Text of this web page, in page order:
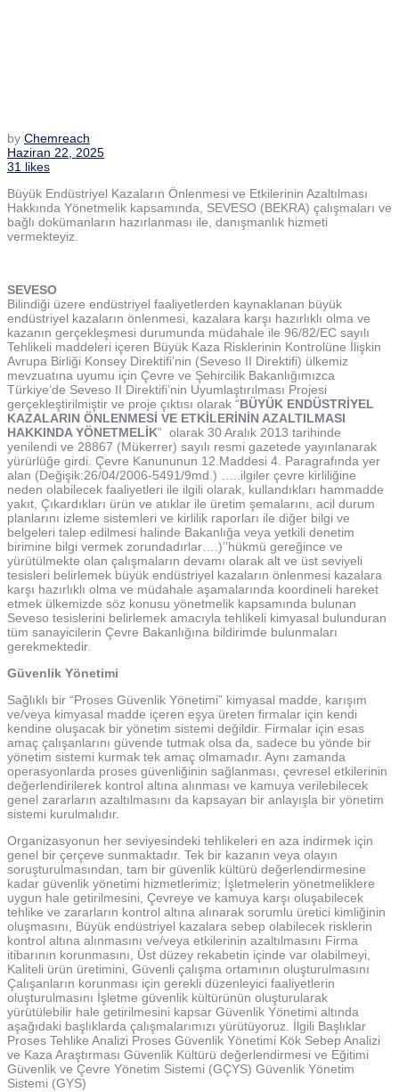
by Chemreach
Haziran 22, 2025
31 likes
Büyük Endüstriyel Kazaların Önlenmesi ve Etkilerinin Azaltılması
Hakkında Yönetmelik kapsamında, SEVESO (BEKRA) çalışmaları ve
bağlı dokümanların hazırlanması ile, danışmanlık hizmeti
vermekteyiz.
SEVESO
Bilindiği üzere endüstriyel faaliyetlerden kaynaklanan büyük
endüstriyel kazaların önlenmesi, kazalara karşı hazırlıklı olma ve
kazanın gerçekleşmesi durumunda müdahale ile 96/82/EC sayılı
Tehlikeli maddeleri içeren Büyük Kaza Risklerinin Kontrolüne İlişkin
Avrupa Birliği Konsey Direktifi’nin (Seveso II Direktifi) ülkemiz
mevzuatına uyumu için Çevre ve Şehircilik Bakanlığımızca
Türkiye’de Seveso II Direktifi’nin Uyumlaştırılması Projesi
gerçekleştirilmiştir ve proje çıktısı olarak “BÜYÜK ENDÜSTRİYEL
KAZALARIN ÖNLENMESİ VE ETKİLERİNİN AZALTILMASI
HAKKINDA YÖNETMELİK” olarak 30 Aralık 2013 tarihinde
yenilendi ve 28867 (Mükerrer) sayılı resmi gazetede yayınlanarak
yürürlüğe girdi. Çevre Kanununun 12.Maddesi 4. Paragrafında yer
alan (Değişik:26/04/2006-5491/9md.) …..ilgiler çevre kirliliğine
neden olabilecek faaliyetleri ile ilgili olarak, kullandıkları hammadde
yakıt, Çıkardıkları ürün ve atıklar ile üretim şemalarını, acil durum
planlarını izleme sistemleri ve kirlilik raporları ile diğer bilgi ve
belgeleri talep edilmesi halinde Bakanlığa veya yetkili denetim
birimine bilgi vermek zorundadırlar….)’’hükmü gereğince ve
yürütülmekte olan çalışmaların devamı olarak alt ve üst seviyeli
tesisleri belirlemek büyük endüstriyel kazaların önlenmesi kazalara
karşı hazırlıklı olma ve müdahale aşamalarında koordineli hareket
etmek ülkemizde söz konusu yönetmelik kapsamında bulunan
Seveso tesislerini belirlemek amacıyla tehlikeli kimyasal bulunduran
tüm sanayicilerin Çevre Bakanlığına bildirimde bulunmaları
gerekmektedir.
Güvenlik Yönetimi
Sağlıklı bir “Proses Güvenlik Yönetimi” kimyasal madde, karışım
ve/veya kimyasal madde içeren eşya üreten firmalar için kendi
kendine oluşacak bir yönetim sistemi değildir. Firmalar için esas
amaç çalışanlarını güvende tutmak olsa da, sadece bu yönde bir
yönetim sistemi kurmak tek amaç olmamadır. Aynı zamanda
operasyonlarda proses güvenliğinin sağlanması, çevresel etkilerinin
değerlendirilerek kontrol altına alınması ve kamuya verilebilecek
genel zararların azaltılmasını da kapsayan bir anlayışla bir yönetim
sistemi kurulmalıdır.
Organizasyonun her seviyesindeki tehlikeleri en aza indirmek için
genel bir çerçeve sunmaktadır. Tek bir kazanın veya olayın
soruşturulmasından, tam bir güvenlik kültürü değerlendirmesine
kadar güvenlik yönetimi hizmetlerimiz; İşletmelerin yönetmeliklere
uygun hale getirilmesini, Çevreye ve kamuya karşı oluşabilecek
tehlike ve zararların kontrol altına alınarak sorumlu üretici kimliğinin
oluşmasını, Büyük endüstriyel kazalara sebep olabilecek risklerin
kontrol altına alınmasını ve/veya etkilerinin azaltılmasını Firma
itibarının korunmasını, Üst düzey rekabetin içinde var olabilmeyi,
Kaliteli ürün üretimini, Güvenli çalışma ortamının oluşturulmasını
Çalışanların korunması için gerekli düzenleyici faaliyetlerin
oluşturulmasını İşletme güvenlik kültürünün oluşturularak
yürütülebilir hale getirilmesini kapsar Güvenlik Yönetimi altında
aşağıdaki başlıklarda çalışmalarımızı yürütüyoruz. İlgili Başlıklar
Proses Tehlike Analizi Proses Güvenlik Yönetimi Kök Sebep Analizi
ve Kaza Araştırması Güvenlik Kültürü değerlendirmesi ve Eğitimi
Güvenlik ve Çevre Yönetim Sistemi (GÇYS) Güvenlik Yönetim
Sistemi (GYS)